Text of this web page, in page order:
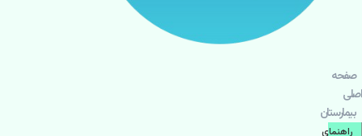
صفحه
اصلی
بيمارستان
راهنماي